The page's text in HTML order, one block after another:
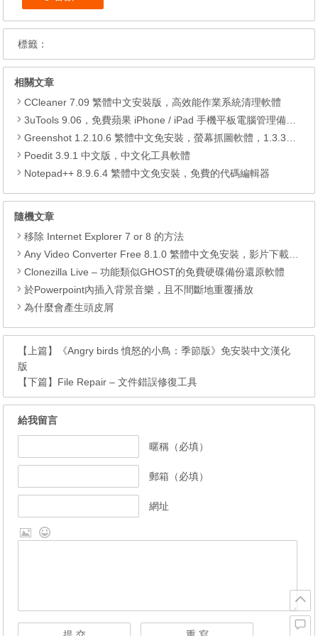
標籤：
相關文章
CCleaner 7.09 繁體中文安裝版，高效能作業系統清理軟體
3uTools 9.06，免費蘋果 iPhone / iPad 手機平板電腦管理備份還原軟體
Greenshot 1.2.10.6 繁體中文免安裝，螢幕抓圖軟體，1.3.315 安裝版
Poedit 3.9.1 中文版，中文化工具軟體
Notepad++ 8.9.6.4 繁體中文免安裝，免費的代碼編輯器
隨機文章
移除 Internet Explorer 7 or 8 的方法
Any Video Converter Free 8.1.0 繁體中文免安裝，影片下載轉檔燒錄播放工具
Clonezilla Live – 功能類似GHOST的免費硬碟備份還原軟體
於Powerpoint內插入背景音樂，且不間斷地重覆播放
為什麼會產生頭皮屑
【上篇】
《Angry birds 憤怒的小鳥：季節版》免安裝中文漢化
版
【下篇】 File Repair – 文件錯誤修復工具
給我留言
暱稱（必填）
郵箱（必填）
網址